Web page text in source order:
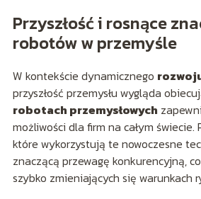
Przyszłość i rosnące
robotów w przemyśle
W kontekście dynamicznego
przyszłość przemysłu wygląda
robotach przemysłowych
możliwości dla firm na całym świecie.
które wykorzystują te nowoczesne
znaczącą przewagę konkurencyjną,
szybko zmieniających się warunkach